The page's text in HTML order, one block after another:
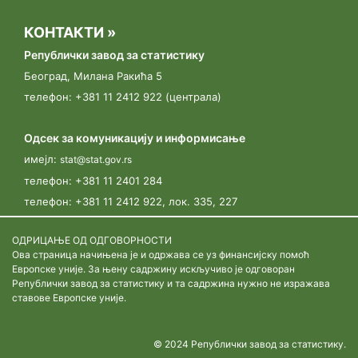
13.03.2023.
„У сусрет Попису пољопривреде"
09.03.2023.
пописивача
КОНТАКТИ »
Републички завод за статистику
Београд, Милана Ракића 5
телефон: +381 11 2412 922 (централа)
Одсек за комуникацију и информисање
имејл: stat@stat.gov.rs
телефон: +381 11 2401 284
телефон: +381 11 2412 922, лок. 335, 227
ОДРИЦАЊЕ ОД ОДГОВОРНОСТИ
Ова страница начињена је и одржава се уз финансијску помоћ
Европске уније. За њену садржину искључиво је одговоран
Републички завод за статистику и та садржина нужно не изражава
ставове Европске уније.
© 2024 Републички завод за статистику.